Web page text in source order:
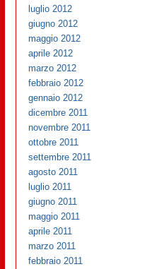
luglio 2012
giugno 2012
maggio 2012
aprile 2012
marzo 2012
febbraio 2012
gennaio 2012
dicembre 2011
novembre 2011
ottobre 2011
settembre 2011
agosto 2011
luglio 2011
giugno 2011
maggio 2011
aprile 2011
marzo 2011
febbraio 2011